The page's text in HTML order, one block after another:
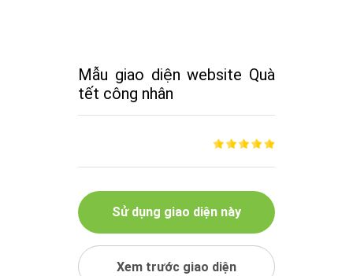
Mẫu giao diện website Quà
tết công nhân
Sử dụng giao diện này
Xem trước giao diện